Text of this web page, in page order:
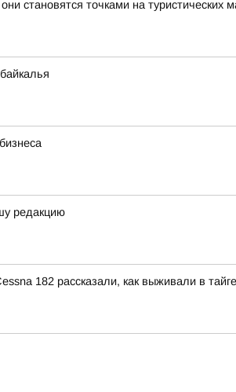
становятся точками на туристических
редакцию
182 рассказали, как выживали в тайге